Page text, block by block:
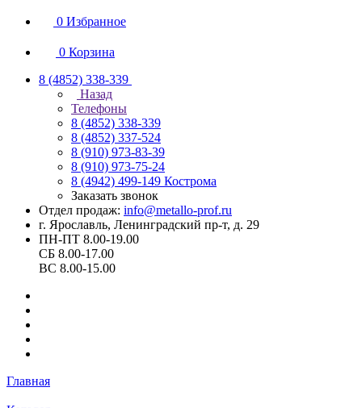
0 Избранное
0 Корзина
8 (4852) 338-339
Назад
Телефоны
8 (4852) 338-339
8 (4852) 337-524
8 (910) 973-83-39
8 (910) 973-75-24
8 (4942) 499-149 Кострома
Заказать звонок
Отдел продаж: info@metallo-prof.ru
г. Ярославль, Ленинградский пр-т, д. 29
ПН-ПТ 8.00-19.00
СБ 8.00-17.00
ВС 8.00-15.00
Главная